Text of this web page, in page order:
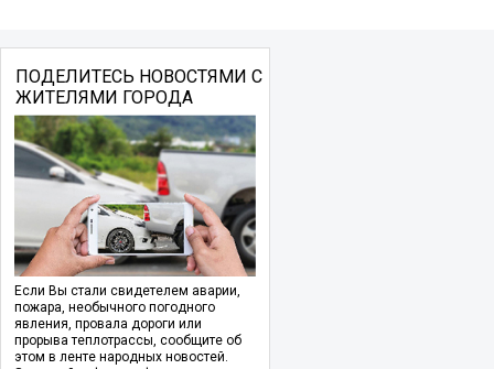
ПОДЕЛИТЕСЬ НОВОСТЯМИ С
ЖИТЕЛЯМИ ГОРОДА
Если Вы стали свидетелем аварии,
пожара, необычного погодного
явления, провала дороги или
прорыва теплотрассы, сообщите об
этом в ленте народных новостей.